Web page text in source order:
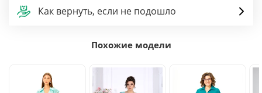
Как вернуть, если не подошло
Похожие модели